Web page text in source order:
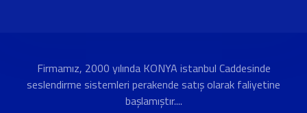
Firmamız, 2000 yılında KONYA istanbul Caddesinde
seslendirme sistemleri perakende satış olarak faliyetine
başlamıştır....